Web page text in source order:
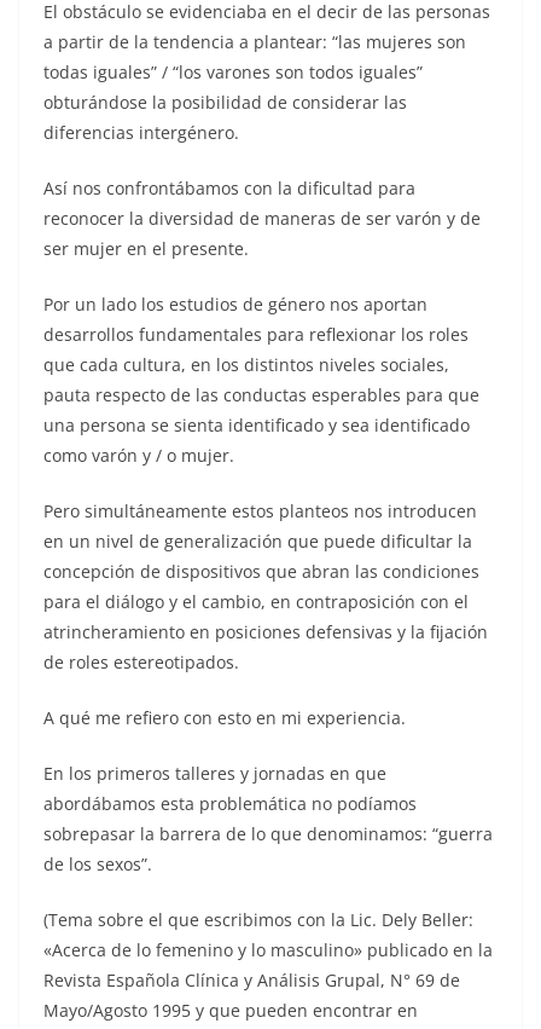
El obstáculo se evidenciaba en el decir de las personas
a partir de la tendencia a plantear: “las mujeres son
todas iguales” / “los varones son todos iguales”
obturándose la posibilidad de considerar las
diferencias intergénero.
Así nos confrontábamos con la dificultad para
reconocer la diversidad de maneras de ser varón y de
ser mujer en el presente.
Por un lado los estudios de género nos aportan
desarrollos fundamentales para reflexionar los roles
que cada cultura, en los distintos niveles sociales,
pauta respecto de las conductas esperables para que
una persona se sienta identificado y sea identificado
como varón y / o mujer.
Pero simultáneamente estos planteos nos introducen
en un nivel de generalización que puede dificultar la
concepción de dispositivos que abran las condiciones
para el diálogo y el cambio, en contraposición con el
atrincheramiento en posiciones defensivas y la fijación
de roles estereotipados.
A qué me refiero con esto en mi experiencia.
En los primeros talleres y jornadas en que
abordábamos esta problemática no podíamos
sobrepasar la barrera de lo que denominamos: “guerra
de los sexos”.
(Tema sobre el que escribimos con la Lic. Dely Beller:
«Acerca de lo femenino y lo masculino» publicado en la
Revista Española Clínica y Análisis Grupal, N° 69 de
Mayo/Agosto 1995 y que pueden encontrar en